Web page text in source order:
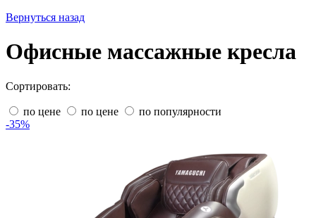
Вернуться назад
Офисные массажные кресла
Сортировать:
по цене по цене
по популярности
-35%